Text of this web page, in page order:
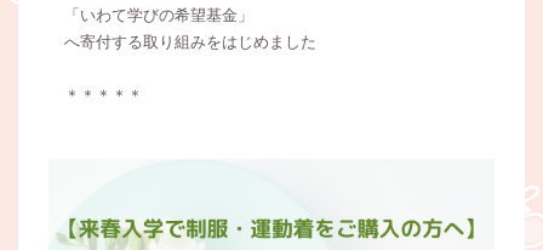
「いわて学びの希望基金」
へ寄付する取り組みをはじめました
＊＊＊＊＊